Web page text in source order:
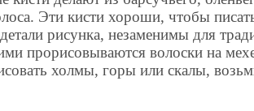
Эти кисти хороши, чтобы
рисунка, незаменимы для
прорисовываются волоски на
холмы, горы или скалы,